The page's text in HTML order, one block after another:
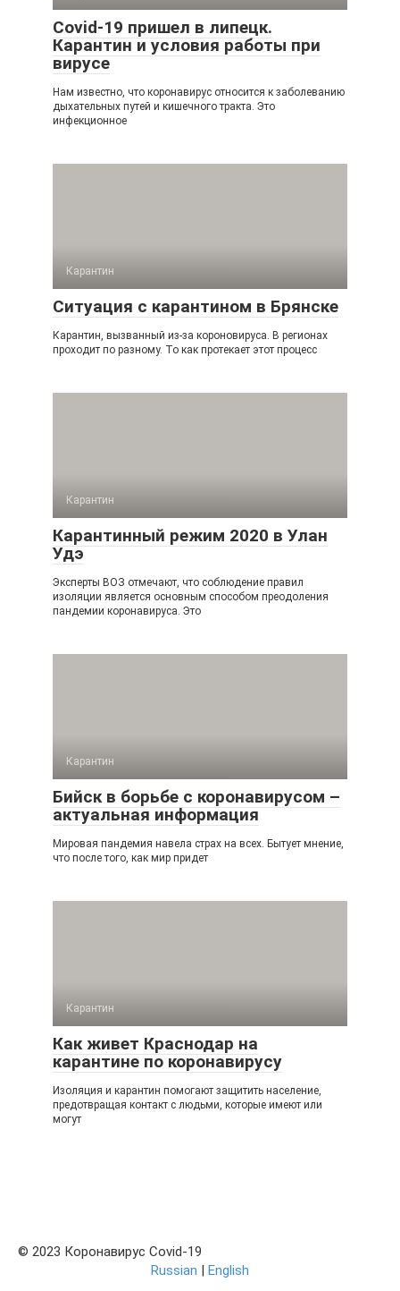
Covid-19 пришел в липецк.
Карантин и условия работы при
вирусе
Нам известно, что коронавирус относится к заболеванию
дыхательных путей и кишечного тракта. Это
инфекционное
Карантин
Ситуация с карантином в Брянске
Карантин, вызванный из-за короновируса. В регионах
проходит по разному. То как протекает этот процесс
Карантин
Карантинный режим 2020 в Улан
Удэ
Эксперты ВОЗ отмечают, что соблюдение правил
изоляции является основным способом преодоления
пандемии коронавируса. Это
Карантин
Бийск в борьбе с коронавирусом –
актуальная информация
Мировая пандемия навела страх на всех. Бытует мнение,
что после того, как мир придет
Карантин
Как живет Краснодар на
карантине по коронавирусу
Изоляция и карантин помогают защитить население,
предотвращая контакт с людьми, которые имеют или
могут
© 2023 Коронавирус Covid-19
Russian | English